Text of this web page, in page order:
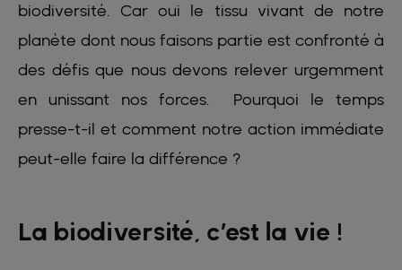
biodiversité. Car oui le tissu vivant de notre
planète dont nous faisons partie est confronté à
des défis que nous devons relever urgemment
en unissant nos forces. Pourquoi le temps
presse-t-il et comment notre action immédiate
peut-elle faire la différence ?
La biodiversité, c’est la vie !